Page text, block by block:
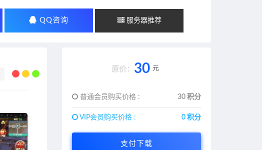
QQ咨询 服务器推荐
原价： 30 元
普通会员购买价格 : 30 积分
VIP会员购买价格 : 0 积分
支付下载